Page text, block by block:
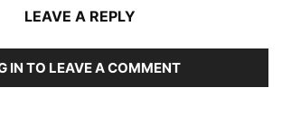
LEAVE A REPLY
IN TO LEAVE A COMMENT